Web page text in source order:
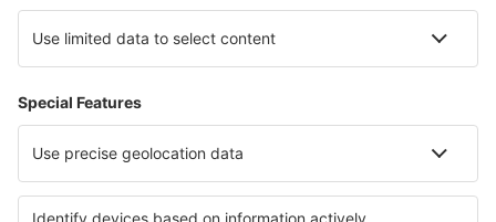
Hoteluri in Huatulco Hoteluri in Insulele Baleare